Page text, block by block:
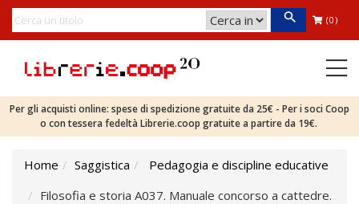
(0)
Per gli acquisti online: spese di spedizione gratuite da 25€ - Per i soci Coop
o con tessera fedeltà Librerie.coop gratuite a partire da 19€.
Home Saggistica
Pedagogia e discipline educative
Filosofia e storia A037. Manuale concorso a cattedre.